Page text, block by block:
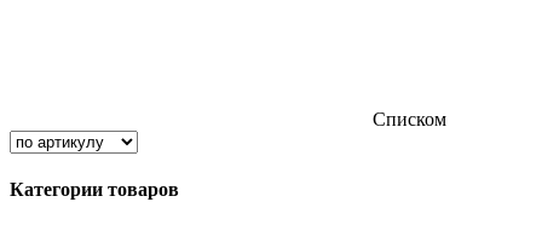
Списком
Категории товаров